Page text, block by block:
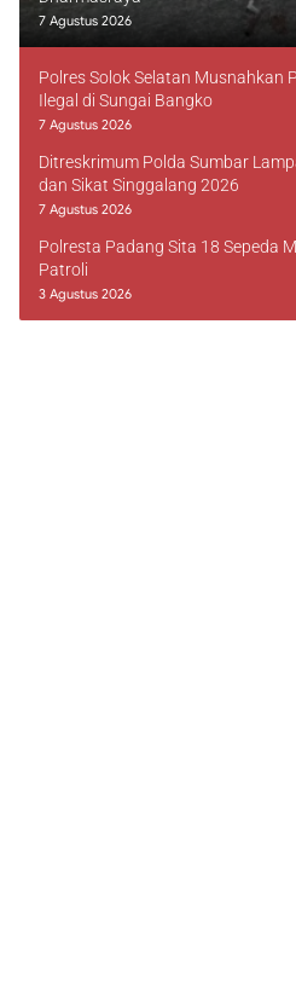
7 Agustus 2026
Polres Solok Selatan Musnahkan
Ilegal di Sungai Bangko
7 Agustus 2026
Ditreskrimum Polda Sumbar
dan Sikat Singgalang 2026
7 Agustus 2026
Polresta Padang Sita 18 Sepeda
Patroli
3 Agustus 2026